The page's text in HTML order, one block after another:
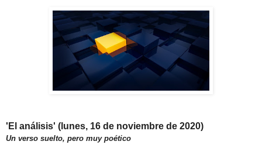
'El análisis' (lunes, 16 de noviembre de 2020)
Un verso suelto, pero muy poético